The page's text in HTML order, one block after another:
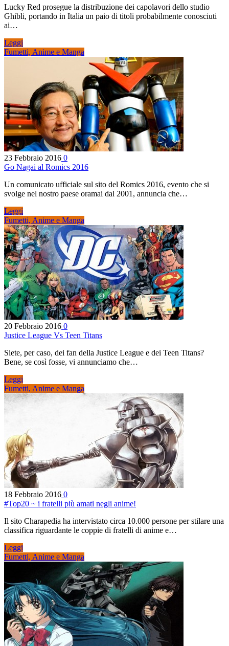
Lucky Red prosegue la distribuzione dei capolavori dello studio
Ghibli, portando in Italia un paio di titoli probabilmente conosciuti
ai…
Leggi
Fumetti, Anime e Manga
23 Febbraio 2016 0
Go Nagai al Romics 2016
Un comunicato ufficiale sul sito del Romics 2016, evento che si
svolge nel nostro paese oramai dal 2001, annuncia che…
Leggi
Fumetti, Anime e Manga
20 Febbraio 2016 0
Justice League Vs Teen Titans
Siete, per caso, dei fan della Justice League e dei Teen Titans?
Bene, se così fosse, vi annunciamo che…
Leggi
Fumetti, Anime e Manga
18 Febbraio 2016 0
#Top20 ~ i fratelli più amati negli anime!
Il sito Charapedia ha intervistato circa 10.000 persone per stilare una
classifica riguardante le coppie di fratelli di anime e…
Leggi
Fumetti, Anime e Manga